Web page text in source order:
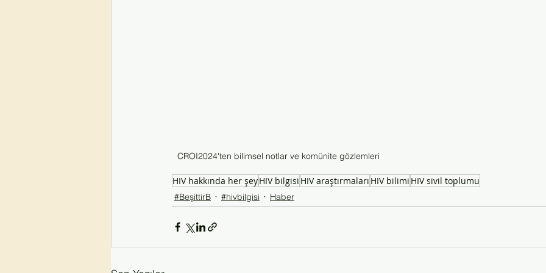
CROI2024'ten bilimsel notlar ve komünite gözlemleri
HIV hakkında her şeyHIV bilgisi HIV araştırmaları HIV bilimi HIV sivil toplumu
#BeşittirB #hivbilgisi Haber